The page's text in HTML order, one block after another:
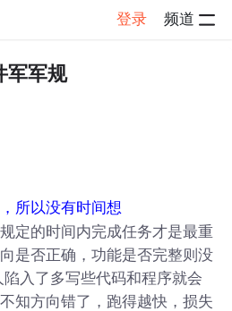
登录 频道
子详情
军军规
所以没有时间想
定的时间内完成任务才是最重
是否正确，功能是否完整则没
入了多写些代码和程序就会
知方向错了，跑得越快，损失